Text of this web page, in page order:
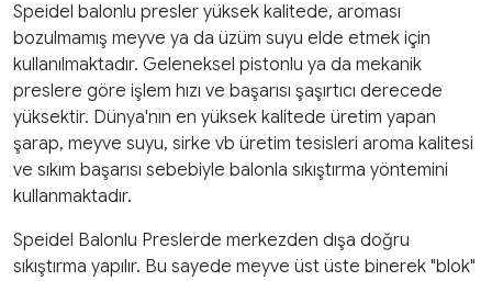
Speidel balonlu presler yüksek kalitede, aroması
bozulmamış meyve ya da üzüm suyu elde etmek için
kullanılmaktadır. Geleneksel pistonlu ya da mekanik
preslere göre işlem hızı ve başarısı şaşırtıcı derecede
yüksektir. Dünya'nın en yüksek kalitede üretim yapan
şarap, meyve suyu, sirke vb üretim tesisleri aroma kalitesi
ve sıkım başarısı sebebiyle balonla sıkıştırma yöntemini
kullanmaktadır.
Speidel Balonlu Preslerde merkezden dışa doğru
sıkıştırma yapılır. Bu sayede meyve üst üste binerek "blok"